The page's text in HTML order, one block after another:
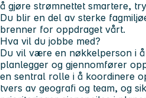
å gjøre strømnettet smartere,
Du blir en del av sterke
brenner for oppdraget vårt.
Hva vil du jobbe med?
Du vil være en nøkkelperson i
planlegger og gjennomfører
en sentral rolle i å koordinere
tvers av geografi og team, og